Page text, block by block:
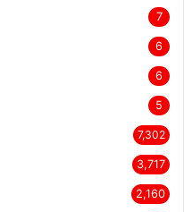
7
6
6
5
7,302
3,717
2,160